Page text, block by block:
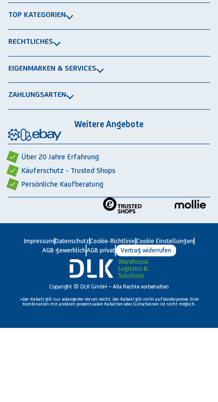
Newsletter
TOP KATEGORIEN
Schwerlastregale
Rammschutz
Lagerbehälten
RECHTLICHES
Datenschutz
AGB gewerblich
Cookie-Einstellungen
EIGENMARKEN & SERVICES
GRAVITRAIL
Integrationspartner
Rückbauten & Ankauf gebrauchter Lagertechnik
ZAHLUNGSARTEN
Über 20 Jahre Erfahrung
Käuferschutz - Trusted Shops
Persönliche Kaufberatung
Weitere Angebote
Impressum Datenschutz Cookie-Richtlinie Cookie Einstellungen
AGB gewerblich AGB privat Vertrag widerrufen
Copyright © DLK GmbH – Alle Rechte vorbehalten
»Der Rabatt gilt nur solange der Vorrat reicht. Der Rabatt gilt nicht auf Sonderpreise. Eine
Kombination mit anderen prozentualen Rabatten oder Gutscheinen ist nicht möglich.